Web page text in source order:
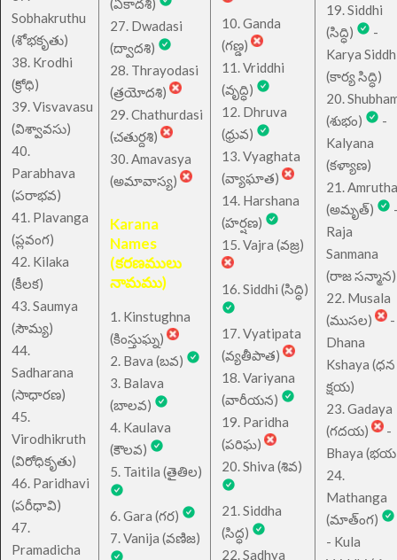
Sobhakruthu
(శోభకృతు)
38. Krodhi
(క్రోధి)
39. Visvavasu
(విశ్వావసు)
40.
Parabhava
(పరాభవ)
41. Plavanga
(ప్లవంగ)
42. Kilaka
(కీలక)
43. Saumya
(సౌమ్య)
44.
Sadharana
(సాధారణ)
45.
Virodhikruth
(విరోధికృతు)
46. Paridhavi
(పరీధావి)
47.
Pramadicha
(ఏకాదశి)
27. Dwadasi
(ద్వాదశి)
28. Thrayodasi
(త్రయోదశి)
29. Chathurdasi
(చతుర్దశి)
30. Amavasya
(అమావాస్య)
Karana
Names
(కరణములు
నామము)
1. Kinstughna
(కింస్తుఘ్న)
2. Bava (బవ)
3. Balava
(బాలవ)
4. Kaulava
(కౌలవ)
5. Taitila (తైతిల)
6. Gara (గర)
7. Vanija (వణిజ)
10. Ganda
(గణ్డ)
11. Vriddhi
(వృద్ధి)
12. Dhruva
(ధ్రువ)
13. Vyaghata
(వ్యాఘాత)
14. Harshana
(హర్షణ)
15. Vajra (వజ్ర)
16. Siddhi (సిద్ధి)
17. Vyatipata
(వ్యతీపాత)
18. Variyana
(వారీయన)
19. Paridha
(పరిఘ)
20. Shiva (శివ)
21. Siddha
(సిద్ధ)
22. Sadhya
19. Siddhi
(సిద్ధి)
-
Karya
(కార్య సిద్ధి)
20.
(శుభం)
-
Kalyana
(కళ్యాణ)
21. Amrutha
(అమృత్)
Raja
Sanmana
(రాజ సన్మాన)
22. Musala
(ముసల)
-
Dhana
Kshaya (ధన
క్షయ)
23. Gadaya
(గదయ)
-
Bhaya
24.
Mathanga
(మాత్ంగ)
- Kula